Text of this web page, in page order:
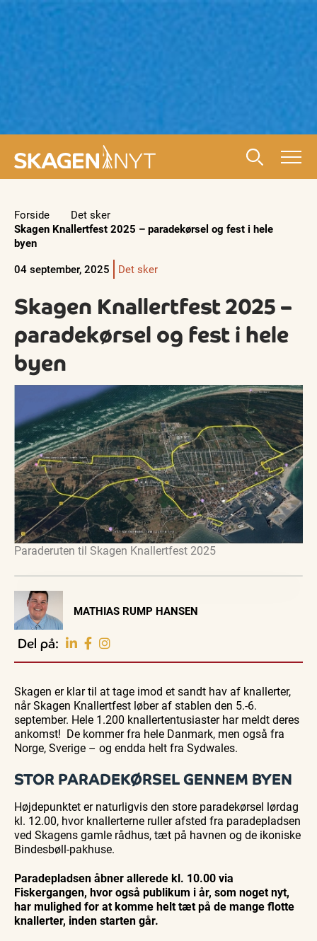
Forside
Det sker
Skagen Knallertfest 2025 – paradekørsel og fest i hele
byen
04 september, 2025
Det sker
Skagen Knallertfest 2025 –
paradekørsel og fest i hele
byen
Paraderuten til Skagen Knallertfest 2025
Visit Vendsyssel
EVENTKALENDER
Oplev events i
Vendsyssel
natur og lokale events.
Se events
på
Naturhistorisk
Museum
6. aug.
Skagen
bussen
fra 1937
og
MATHIAS RUMP HANSEN
Del på:
Skagen er klar til at tage imod et sandt hav af knallerter,
når Skagen Knallertfest løber af stablen den 5.-6.
september. Hele 1.200 knallertentusiaster har meldt deres
ankomst! De kommer fra hele Danmark, men også fra
Norge, Sverige – og endda helt fra Sydwales.
STOR PARADEKØRSEL GENNEM BYEN
Højdepunktet er naturligvis den store paradekørsel lørdag
kl. 12.00, hvor knallerterne ruller afsted fra paradepladsen
ved Skagens gamle rådhus, tæt på havnen og de ikoniske
Bindesbøll-pakhuse.
Paradepladsen åbner allerede kl. 10.00 via
Fiskergangen, hvor også publikum i år, som noget nyt,
har mulighed for at komme helt tæt på de mange flotte
knallerter, inden starten går.